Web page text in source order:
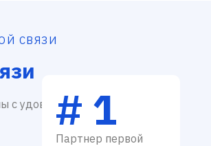
СВЯЗИ
с удовольствием ответим на
# 1
Партнер первой